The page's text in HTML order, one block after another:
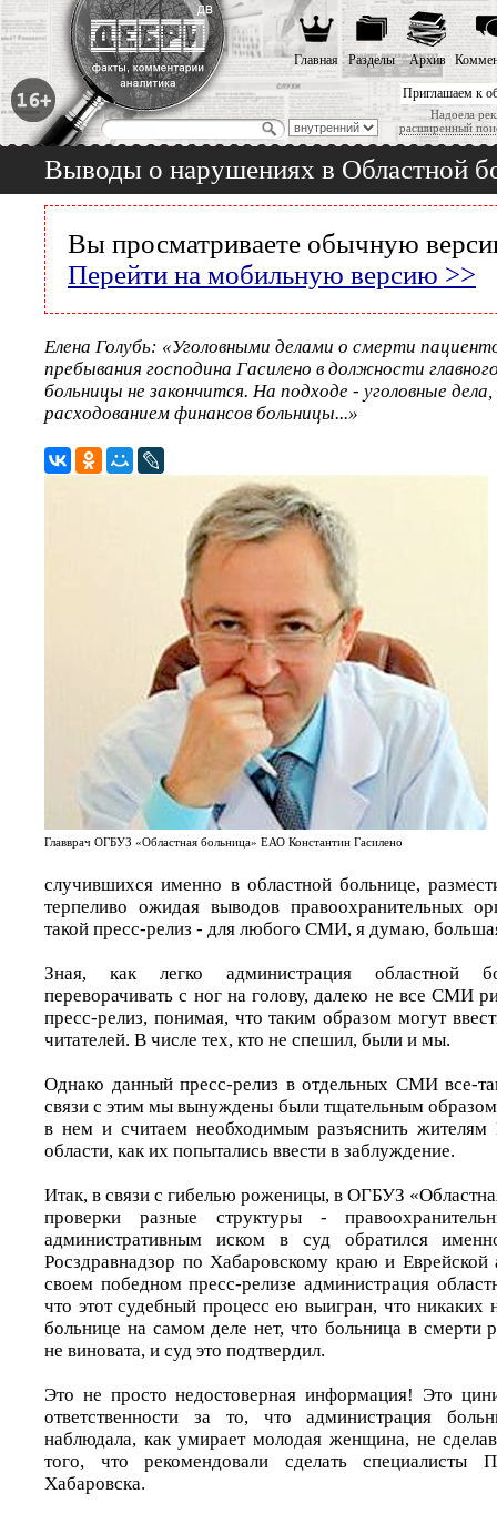
Приглашаем к
Надоела
расширенный
Главная Разделы Архив
Выводы о нарушениях в Областной
Вы просматриваете обычную
Перейти на мобильную версию >>
Елена Голубь: «Уголовными делами о смерти
пребывания господина Гасилено в должности
больницы не закончится. На подходе - уголовные дела,
расходованием финансов больницы...»
Главврач ОГБУЗ «Областная больница» ЕАО Константин Гасилено
случившихся именно в областной больнице,
терпеливо ожидая выводов правоохранительных
такой пресс-релиз - для любого СМИ, я думаю,
Зная, как легко администрация областной
переворачивать с ног на голову, далеко не все СМИ
пресс-релиз, понимая, что таким образом могут
читателей. В числе тех, кто не спешил, были и мы.
Однако данный пресс-релиз в отдельных СМИ все-
связи с этим мы вынуждены были тщательным
в нем и считаем необходимым разъяснить жителям
области, как их попытались ввести в заблуждение.
Итак, в связи с гибелью роженицы, в ОГБУЗ
проверки разные структуры -
административным иском в суд обратился
Росздравнадзор по Хабаровскому краю и Еврейской
своем победном пресс-релизе администрация
что этот судебный процесс ею выигран, что никаких
больнице на самом деле нет, что больница в
не виновата, и суд это подтвердил.
Это не просто недостоверная информация! Это
ответственности за то, что администрация
наблюдала, как умирает молодая женщина, не
того, что рекомендовали сделать специалисты
Хабаровска.